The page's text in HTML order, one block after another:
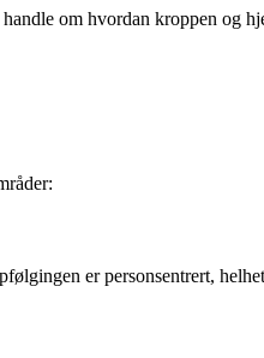
om hvordan kroppen og
er personsentrert,